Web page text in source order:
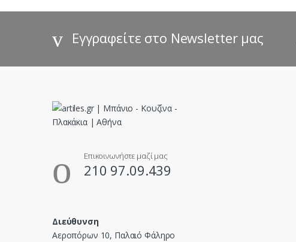
d
C
Εγγραφείτε στο Newsletter μας
Επικοινωνήστε μαζί μας
210 97.09.439
Διεύθυνση
Αεροπόρων 10, Παλαιό Φάληρο